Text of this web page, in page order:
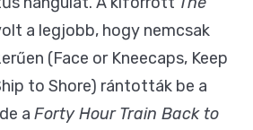
a legjobb, hogy nemcsak
(Face or Kneecaps, Keep
to Shore) rántották be a
a Forty Hour Train Back to